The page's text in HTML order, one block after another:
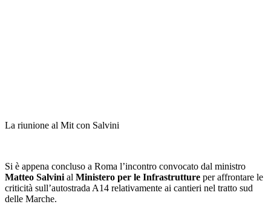
La riunione al Mit con Salvini
Si è appena concluso a Roma l’incontro convocato dal ministro
Matteo Salvini al Ministero per le Infrastrutture per affrontare le
criticità sull’autostrada A14 relativamente ai cantieri nel tratto sud
delle Marche.